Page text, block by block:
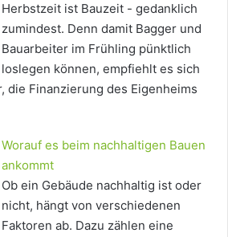
Herbstzeit ist Bauzeit - gedanklich
zumindest. Denn damit Bagger und
Bauarbeiter im Frühling pünktlich
loslegen können, empfiehlt es sich
die Finanzierung des Eigenheims
Worauf es beim nachhaltigen Bauen
ankommt
Ob ein Gebäude nachhaltig ist oder
nicht, hängt von verschiedenen
Faktoren ab. Dazu zählen eine